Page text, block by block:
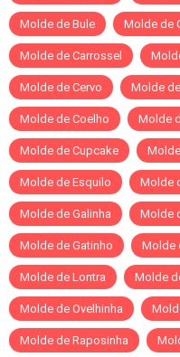
Molde de Bule Molde de
Molde de Carrossel
Molde de Cervo Molde
Molde de Coelho Molde
Molde de Cupcake
Molde de Esquilo Molde
Molde de Galinha Molde
Molde de Gatinho Molde
Molde de Lontra Molde
Molde de Ovelhinha
Molde de Raposinha